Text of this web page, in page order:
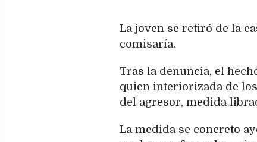
La joven se retiró de la
comisaría.
Tras la denuncia, el
quien interiorizada de
del agresor, medida
La medida se concreto